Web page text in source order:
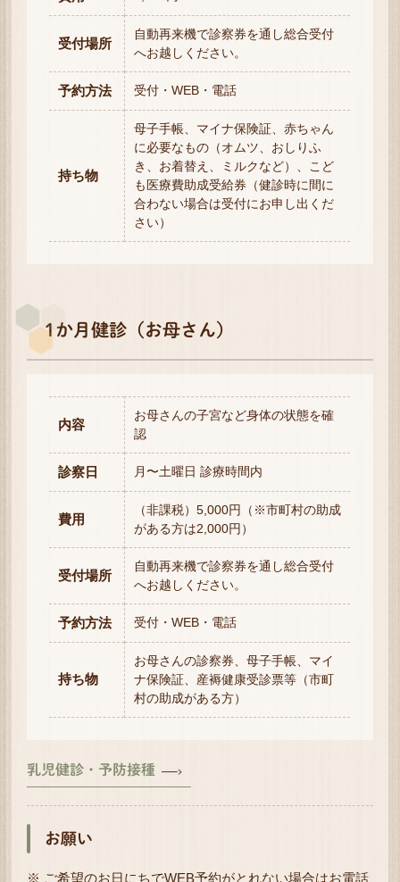
受付場所
自動再来機で診察券を通し総合受付
へお越しください。
予約方法 受付・WEB・電話
持ち物
母子手帳、マイナ保険証、赤ちゃん
に必要なもの（オムツ、おしりふ
き、お着替え、ミルクなど）、こど
も医療費助成受給券（健診時に間に
合わない場合は受付にお申し出くだ
さい）
1か月健診（お母さん）
内容
お母さんの子宮など身体の状態を確
認
診察日 月〜土曜日 診療時間内
費用
（非課税）5,000円（※市町村の助成
がある方は2,000円）
受付場所
自動再来機で診察券を通し総合受付
へお越しください。
予約方法 受付・WEB・電話
持ち物
お母さんの診察券、母子手帳、マイ
ナ保険証、産褥健康受診票等（市町
村の助成がある方）
乳児健診・予防接種
お願い
※ ご希望のお日にちでWEB予約がとれない場合はお電話